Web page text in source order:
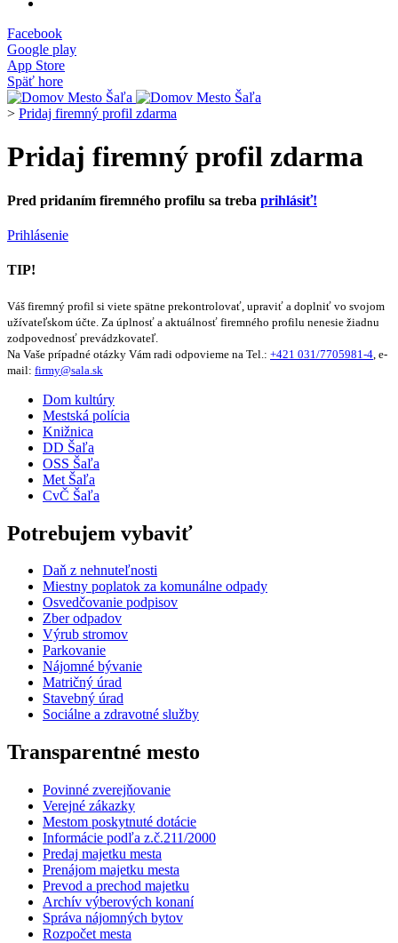
Facebook
Google play
App Store
Späť hore
> Pridaj firemný profil zdarma
Pridaj firemný profil zdarma
Pred pridaním firemného profilu sa treba prihlásiť!
Prihlásenie
TIP!
Váš firemný profil si viete spätne prekontrolovať, upraviť a doplniť vo svojom
užívateľskom účte. Za úplnosť a aktuálnosť firemného profilu nenesie žiadnu
zodpovednosť prevádzkovateľ.
Na Vaše prípadné otázky Vám radi odpovieme na Tel.: +421 031/7705981-4 , e-
mail: firmy@sala.sk
Dom kultúry
Mestská polícia
Knižnica
DD Šaľa
OSS Šaľa
Met Šaľa
CvČ Šaľa
Potrebujem vybaviť
Daň z nehnuteľnosti
Miestny poplatok za komunálne odpady
Osvedčovanie podpisov
Zber odpadov
Výrub stromov
Parkovanie
Nájomné bývanie
Matričný úrad
Stavebný úrad
Sociálne a zdravotné služby
Transparentné mesto
Povinné zverejňovanie
Verejné zákazky
Mestom poskytnuté dotácie
Informácie podľa z.č.211/2000
Predaj majetku mesta
Prenájom majetku mesta
Prevod a prechod majetku
Archív výberových konaní
Správa nájomných bytov
Rozpočet mesta